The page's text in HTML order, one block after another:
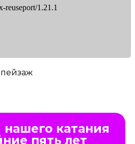
нашего катания
пять лет